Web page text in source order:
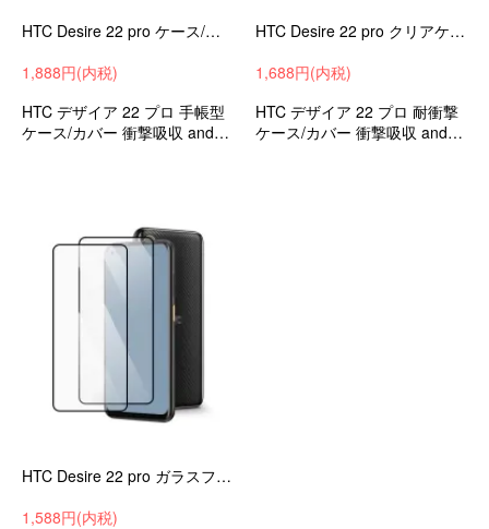
HTC Desire 22 pro ケース/カバー 手帳型 かわいい レザースタンド機能 PUレザー カード収納 HTC デザイア 22 プロ レザーケース/カバー LTQ2
1,888円(内税)
HTC デザイア 22 プロ 手帳型
ケース/カバー 衝撃吸収 androi
HTC Desire 22 pro クリアケース 透明 耐衝撃 カバー HTC デザイア 22 プロ 耐衝撃ケース TPU ソフトケース スマホケース/カバー TQN7
1,688円(内税)
HTC デザイア 22 プロ 耐衝撃
ケース/カバー 衝撃吸収 androi
HTC Desire 22 pro ガラスフィルム 強化ガラス 液晶保護 9H 液晶保護シート 液晶保護 ガラスシート 透明 画面保護 2枚入
1,588円(内税)